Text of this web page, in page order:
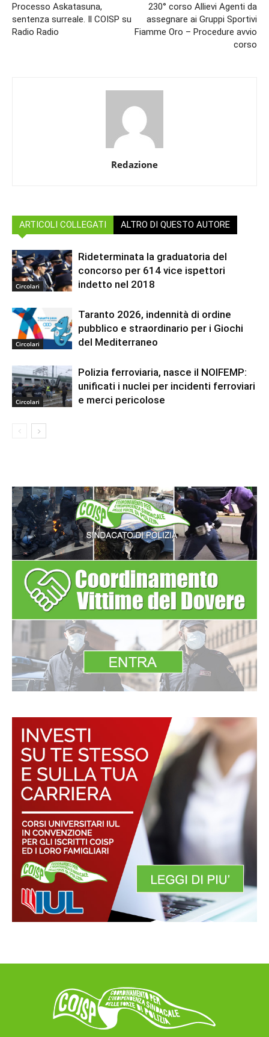
Processo Askatasuna,
sentenza surreale. Il COISP su
Radio Radio
230° corso Allievi Agenti da
assegnare ai Gruppi Sportivi
Fiamme Oro – Procedure avvio
corso
Redazione
ARTICOLI COLLEGATI ALTRO DI QUESTO AUTORE
Circolari
Rideterminata la graduatoria del
concorso per 614 vice ispettori
indetto nel 2018
Circolari
Taranto 2026, indennità di ordine
pubblico e straordinario per i Giochi
del Mediterraneo
Circolari
Polizia ferroviaria, nasce il NOIFEMP:
unificati i nuclei per incidenti ferroviari
e merci pericolose